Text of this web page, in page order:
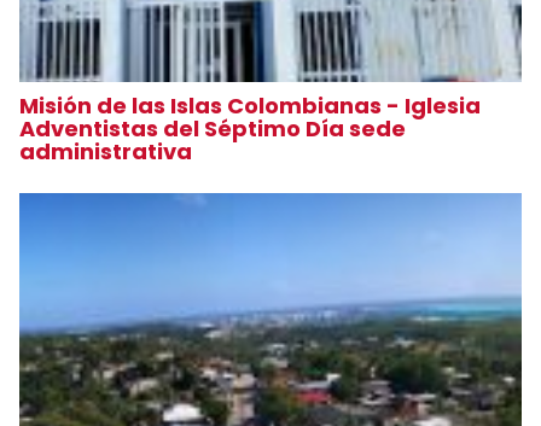
Misión de las Islas Colombianas - Iglesia
Adventistas del Séptimo Día sede
administrativa